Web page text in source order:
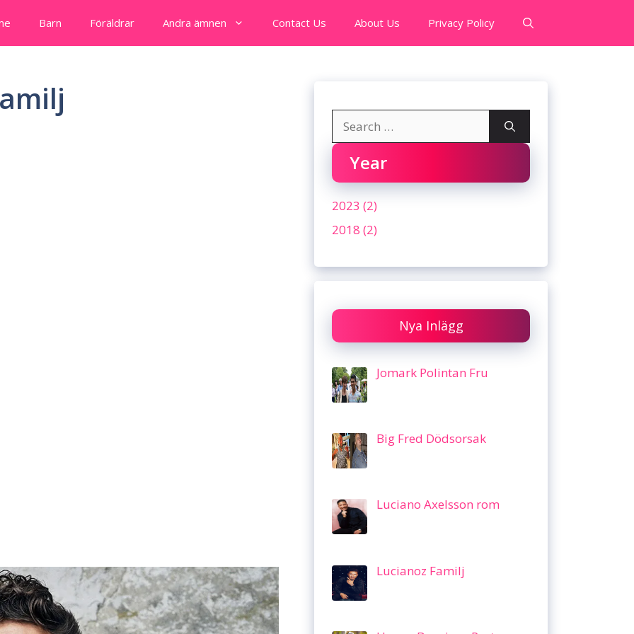
Barn Föräldrar Andra ämnen Contact Us About Us Privacy Policy
for:
Year
2023 (2)
2018 (2)
Nya Inlägg
Jomark Polintan Fru
Big Fred Dödsorsak
Luciano Axelsson rom
Lucianoz Familj